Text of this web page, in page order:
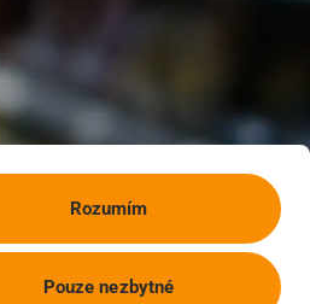
Rozumím
Pouze nezbytné